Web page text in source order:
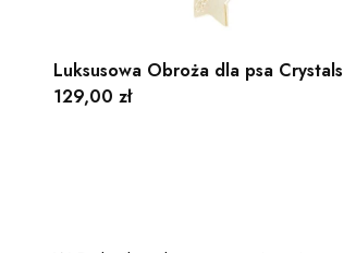
Luksusowa Obroża dla psa Crystals
Cena
129,00 zł